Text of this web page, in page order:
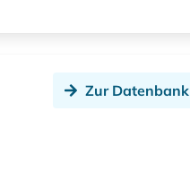
Zur Datenbank